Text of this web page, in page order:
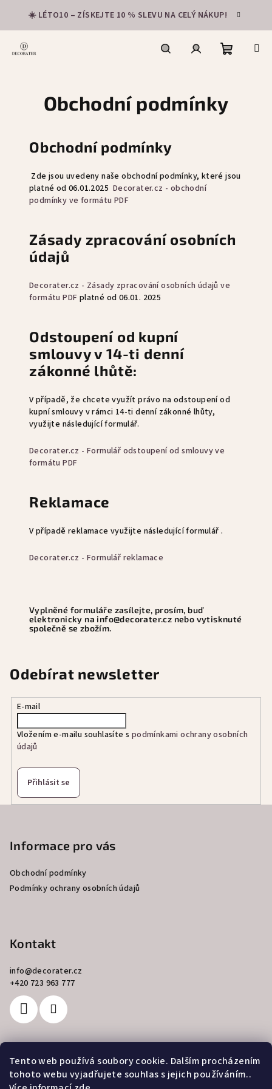
Tento web používá soubory cookie. Dalším procházením
tohoto webu vyjadřujete souhlas s jejich používáním..
obsah
☀️ LÉTO10 – ZÍSKEJTE 10 % SLEVU NA CELÝ NÁKUP!
košík
Obchodní podmínky
Obchodní podmínky
Zde jsou uvedeny naše obchodní podmínky, které jsou
platné od 06.01.2025 Decorater.cz - obchodní
podmínky ve formátu PDF
Zásady zpracování osobních
údajů
Decorater.cz - Zásady zpracování osobních údajů ve
formátu PDF platné od 06.01. 2025
Odstoupení od kupní
smlouvy v 14-ti denní
zákonné lhůtě:
V případě, že chcete využít právo na odstoupení od
kupní smlouvy v rámci 14-ti denní zákonné lhůty,
využijte následující formulář.
Decorater.cz - Formulář odstoupení od smlouvy ve
formátu PDF
Reklamace
V případě reklamace využijte následující formulář .
Decorater.cz - Formulář reklamace
Vyplněné formuláře zasílejte, prosím, buď
elektronicky na info@decorater.cz nebo vytisknuté
společně se zbožím.
Odebírat newsletter
E-mail
Vložením e-mailu souhlasíte s podmínkami ochrany osobních
údajů
Přihlásit se
Informace pro vás
Obchodní podmínky
Podmínky ochrany osobních údajů
Kontakt
info@decorater.cz
+420 723 963 777
Přijímáme online platby